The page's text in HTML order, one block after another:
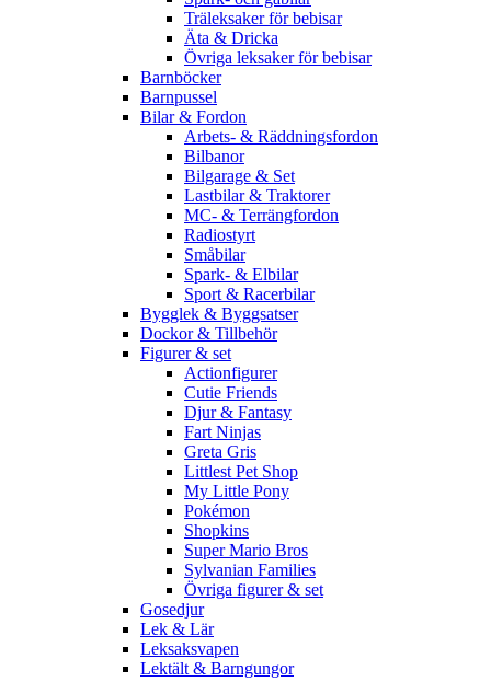
Träleksaker för bebisar
Äta & Dricka
Övriga leksaker för bebisar
Barnböcker
Barnpussel
Bilar & Fordon
Arbets- & Räddningsfordon
Bilbanor
Bilgarage & Set
Lastbilar & Traktorer
MC- & Terrängfordon
Radiostyrt
Småbilar
Spark- & Elbilar
Sport & Racerbilar
Bygglek & Byggsatser
Dockor & Tillbehör
Figurer & set
Actionfigurer
Cutie Friends
Djur & Fantasy
Fart Ninjas
Greta Gris
Littlest Pet Shop
My Little Pony
Pokémon
Shopkins
Super Mario Bros
Sylvanian Families
Övriga figurer & set
Gosedjur
Lek & Lär
Leksaksvapen
Lektält & Barngungor